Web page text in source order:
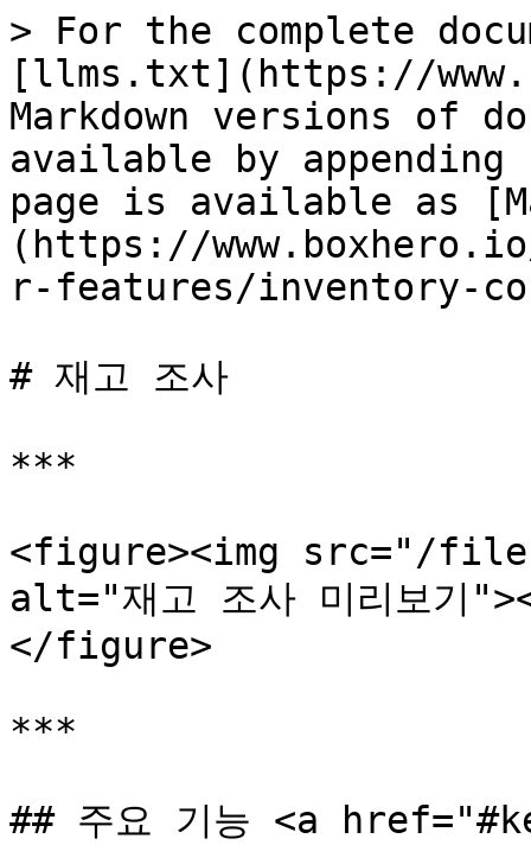
> For the complete
[llms.txt](https://
Markdown versions of
available by
page is available as
(https://
r-features/inventory-
# 재고 조사
***
<figure><img src="/files/
alt="재고 조사 미리보기
</figure>
***
## 주요 기능 <a